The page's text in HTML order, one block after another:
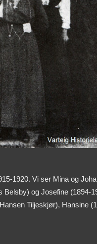
1920. Vi ser Mina og
og Josefine (1894-
Tiljeskjør), Hansine